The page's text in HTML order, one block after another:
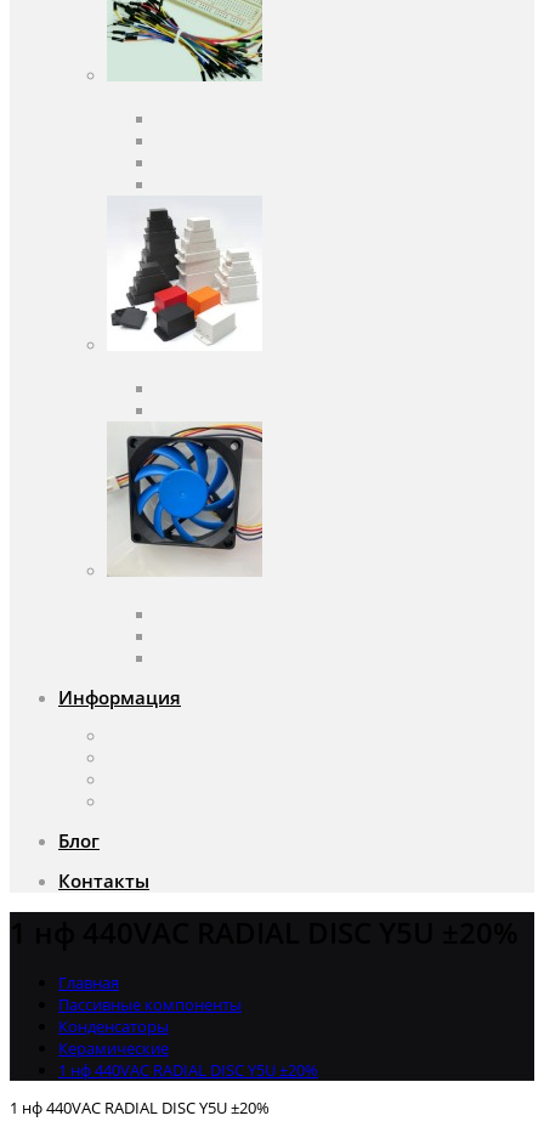
Информация
Блог
Контакты
Главная
Пассивные компоненты
Конденсаторы
Керамические
1 нф 440VAC RADIAL DISC Y5U ±20%
1 нф 440VAC RADIAL DISC Y5U ±20%